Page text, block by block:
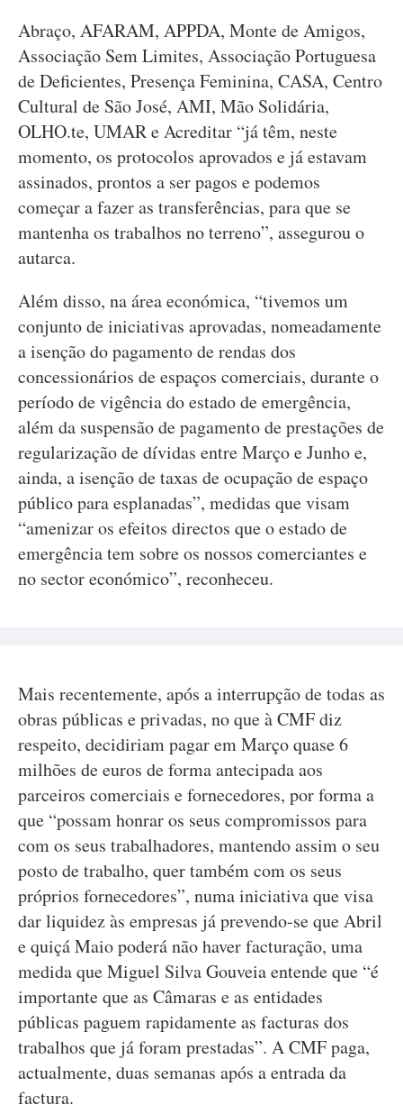
Abraço, AFARAM, APPDA, Monte de Amigos,
Associação Sem Limites, Associação Portuguesa
de Deficientes, Presença Feminina, CASA, Centro
Cultural de São José, AMI, Mão Solidária,
OLHO.te, UMAR e Acreditar “já têm, neste
momento, os protocolos aprovados e já estavam
assinados, prontos a ser pagos e podemos
começar a fazer as transferências, para que se
mantenha os trabalhos no terreno”, assegurou o
autarca.
Além disso, na área económica, “tivemos um
conjunto de iniciativas aprovadas, nomeadamente
a isenção do pagamento de rendas dos
concessionários de espaços comerciais, durante o
período de vigência do estado de emergência,
além da suspensão de pagamento de prestações de
regularização de dívidas entre Março e Junho e,
ainda, a isenção de taxas de ocupação de espaço
público para esplanadas”, medidas que visam
“amenizar os efeitos directos que o estado de
emergência tem sobre os nossos comerciantes e
no sector económico”, reconheceu.
Mais recentemente, após a interrupção de todas as
obras públicas e privadas, no que à CMF diz
respeito, decidiriam pagar em Março quase 6
milhões de euros de forma antecipada aos
parceiros comerciais e fornecedores, por forma a
que “possam honrar os seus compromissos para
com os seus trabalhadores, mantendo assim o seu
posto de trabalho, quer também com os seus
próprios fornecedores”, numa iniciativa que visa
dar liquidez às empresas já prevendo-se que Abril
e quiçá Maio poderá não haver facturação, uma
medida que Miguel Silva Gouveia entende que “é
importante que as Câmaras e as entidades
públicas paguem rapidamente as facturas dos
trabalhos que já foram prestadas”. A CMF paga,
actualmente, duas semanas após a entrada da
factura.